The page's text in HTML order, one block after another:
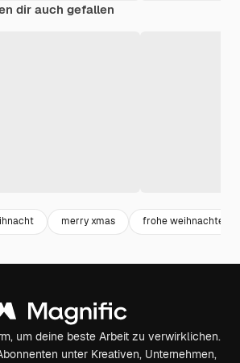
dir auch gefallen
merry xmas frohe weihnachten
um deine beste Arbeit zu verwirklichen.
unter Kreativen, Unternehmen,